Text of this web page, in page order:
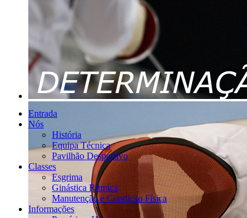
Entrada
Nós
História
Equipa Técnica
Pavilhão Desportivo
Classes
Esgrima
Ginástica Rítmica
Manutenção e Condição Física
Informações